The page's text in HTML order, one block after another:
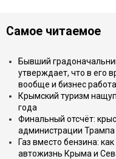
Самое читаемое
Бывший
утверждает, что в его
вообще и бизнес
Крымский туризм
года
Финальный отсчёт:
администрации Трампа
Газ вместо бензина:
автожизнь Крыма и